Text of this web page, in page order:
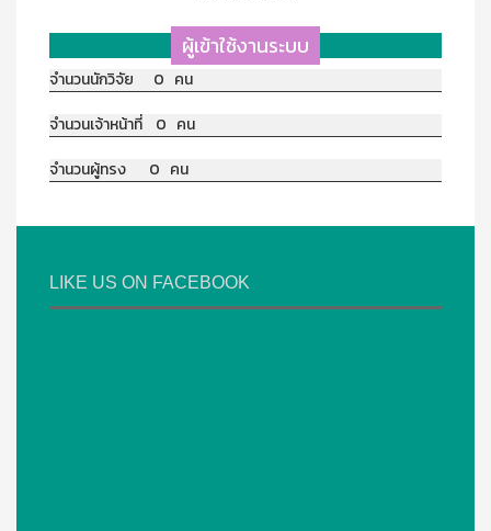
ผู้เข้าใช้งานระบบ
จำนวนนักวิจัย 0 คน
จำนวนเจ้าหน้าที่ 0 คน
จำนวนผู้ทรง 0 คน
LIKE US ON FACEBOOK